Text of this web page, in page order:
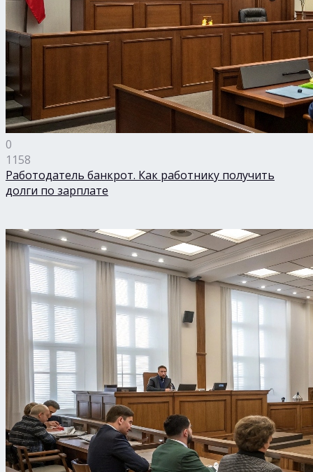
0
1158
Работодатель банкрот. Как работнику получить
долги по зарплате